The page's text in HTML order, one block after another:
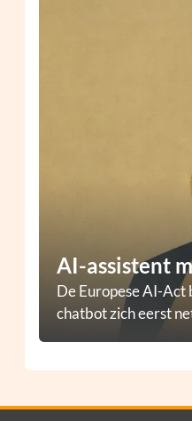
AI-assistent
De Europese AI-Act
chatbot zich eerst